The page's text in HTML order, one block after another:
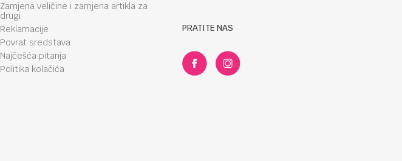
Zamjena veličine i zamjena artikla za
drugi
Reklamacije
Povrat sredstava
Najčešća pitanja
Politika kolačića
PRATITE NAS